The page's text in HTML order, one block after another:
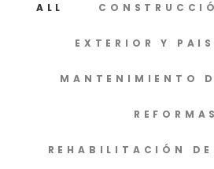
ALL
EXTERIOR Y
MANTENIMIENTO
REFORMAS
REHABILITACIÓN